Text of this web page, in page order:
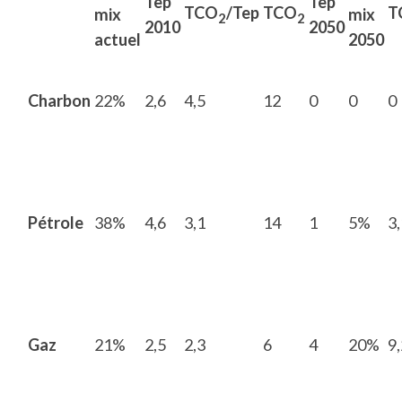
mix
actuel
2010
TCO2/Tep TCO2 2050
mix
2050
Charbon 22% 2,6 4,5 12 0 0 0
Pétrole 38% 4,6 3,1 14 1 5%
Gaz 21% 2,5 2,3 6 4 20%